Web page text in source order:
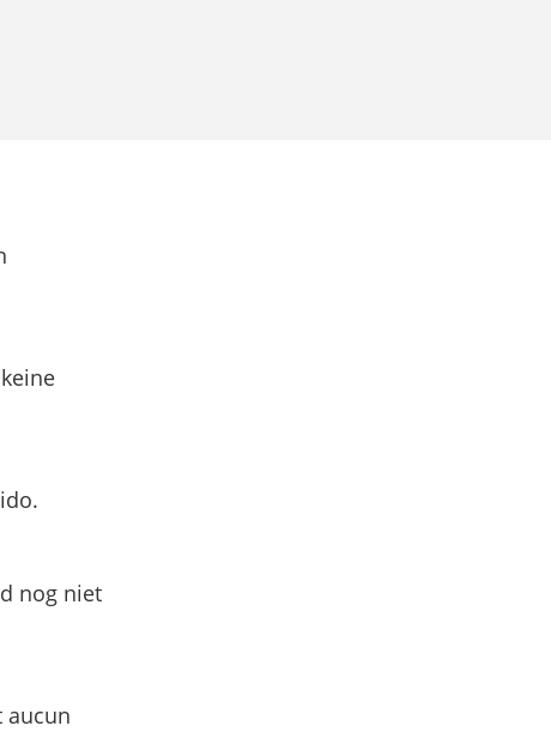
nog niet
aucun